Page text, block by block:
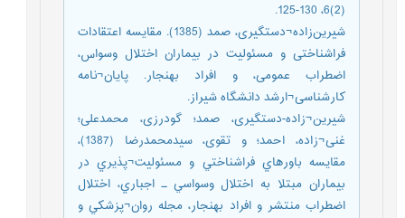
شیرین‌زاده¬دستگیری، صمد (1385). مقایسه اعتقادات
فراشناختی و مسئولیت در بیماران اختلال وسواس،
اضطراب عمومی، و افراد بهنجار. پایان¬نامه
کارشناسی¬ارشد دانشگاه شیراز.
شیرین¬زاده-دستگیری، صمد؛ گودرزی، محمدعلی؛
غنی¬زاده، احمد؛ و تقوی، سیدمحمدرضا (1387)،
مقايسه باورهاي فراشناختي و مسئوليت¬پذيري در
بيماران مبتلا به اختلال وسواسي ـ اجباري، اختلال
اضطراب منتشر و افراد بهنجار، مجله روان¬پزشكي و